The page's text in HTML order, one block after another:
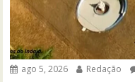
ago 5, 2026 Redação